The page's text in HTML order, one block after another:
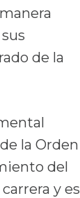
de la
la Orden
del
y es